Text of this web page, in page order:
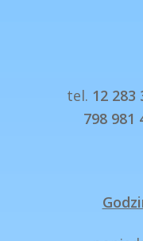
tel. 12 283
798 981